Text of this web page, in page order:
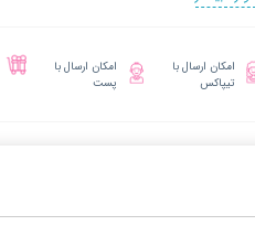
امکان ارسال با
تیپاکس
امکان ارسال با
پست